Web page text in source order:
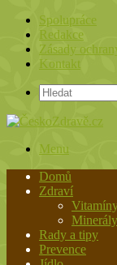
Spolupráce
Redakce
Zásady
Kontakt
Menu
Domů
Zdraví
Minerály
Rady a tipy
Prevence